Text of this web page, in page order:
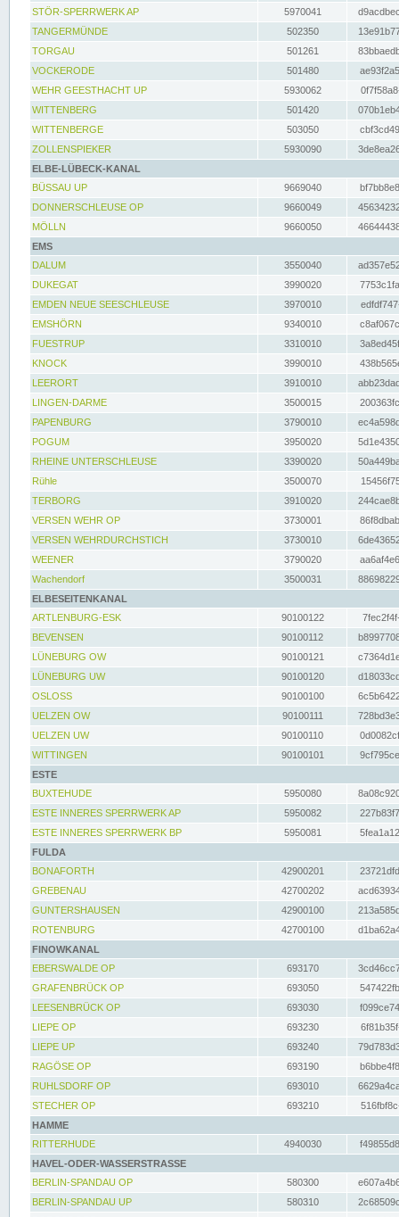
STÖR-SPERRWERK AP 5970041
TANGERMÜNDE
502350
TORGAU
501261
VOCKERODE
501480
WEHR GEESTHACHT UP
5930062
WITTENBERG
501420
WITTENBERGE
503050
ZOLLENSPIEKER
5930090
ELBE-LÜBECK-KANAL
BÜSSAU UP
9669040
DONNERSCHLEUSE OP
9660049
MÖLLN
9660050
EMS
DALUM
3550040
DUKEGAT
3990020
EMDEN NEUE SEESCHLEUSE
3970010
EMSHÖRN
9340010
FUESTRUP
3310010
KNOCK
3990010
LEERORT
3910010
LINGEN-DARME
3500015
PAPENBURG
3790010
POGUM
3950020
RHEINE UNTERSCHLEUSE
3390020
Rühle
3500070
TERBORG
3910020
VERSEN WEHR OP
3730001
VERSEN WEHRDURCHSTICH
3730010
WEENER
3790020
Wachendorf
3500031
ELBESEITENKANAL
ARTLENBURG-ESK
90100122
BEVENSEN
90100112
LÜNEBURG OW
90100121
LÜNEBURG UW
90100120
OSLOSS
90100100
UELZEN OW
90100111
UELZEN UW
90100110
WITTINGEN
90100101
ESTE
BUXTEHUDE
5950080
ESTE INNERES SPERRWERK AP
5950082
ESTE INNERES SPERRWERK BP
5950081
FULDA
BONAFORTH
42900201
GREBENAU
42700202
GUNTERSHAUSEN
42900100
ROTENBURG
42700100
FINOWKANAL
EBERSWALDE OP
693170
GRAFENBRÜCK OP
693050
LEESENBRÜCK OP
693030
LIEPE OP
693230
LIEPE UP
693240
RAGÖSE OP
693190
RUHLSDORF OP
693010
STECHER OP
693210
HAMME
RITTERHUDE
4940030
HAVEL-ODER-WASSERSTRASSE
BERLIN-SPANDAU OP
580300
BERLIN-SPANDAU UP
580310